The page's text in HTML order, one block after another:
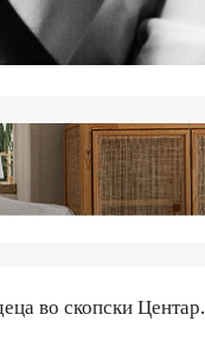
во скопски Центар.